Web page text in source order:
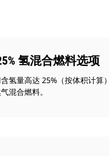
氢混合燃料选项
氢量高达 25%（按体积计算
混合燃料。